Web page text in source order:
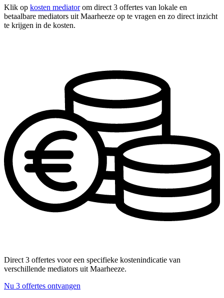
Klik op kosten mediatorom direct 3 offertes van lokale en
betaalbare mediators uit Maarheeze op te vragen en zo direct inzicht
te krijgen in de kosten.
Direct 3 offertes voor een specifieke kostenindicatie van
verschillende mediators uit Maarheeze.
Nu 3 offertes ontvangen